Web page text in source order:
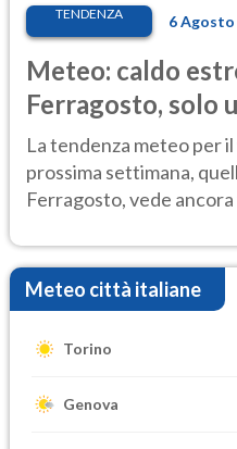
TENDENZA 6 Agosto
Meteo: caldo
Ferragosto, solo
Ecco dove
La tendenza meteo per
prossima settimana,
Ferragosto, vede
Meteo città italiane
Torino
Genova